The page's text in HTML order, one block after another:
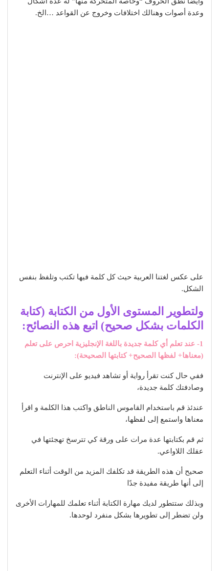
وعدة أصوات وهنالك اختلافات وخروج عن القواعد …الخ.
على عكس لغتنا العربية حيث كل كلمة فيها تكتب وتلفظ بنفس
الشكل.
ولتطوير المستوى الأول من الكتابة (كتابة
الكلمات بشكل صحيح) اتبع هذه النصائح:
1- عند تعلم أي كلمة جديدة باللغة الإنجليزية احرص على تعلم
(معناها+ لفظها الصحيح+ كتابتها الصحيحة):
ففي حال كنت تقرأ رواية أو تشاهد فيديو على الإنترنت
وصادفتك كلمة جديدة،
عندئذ قم باستخدام القاموس الناطق واكتب هذا الكلمة و اقرأ
معناها واستمع إلى لفظها،
ثم قم بكتابتها عدة مرات على ورقة كي تترسخ تهجئتها في
عقلك اللاواعي.
صحيح أن هذه الطريقة قد تكلفك المزيد من الوقت أثناء التعلم
إلى أنها طريقة مفيدة جدًا
وبذلك ستتطور لديك مهارة الكتابة أثناء تعلمك للمهارات الأخرى
ولن تضطر إلى تطويرها بشكل منفرد لوحدها.